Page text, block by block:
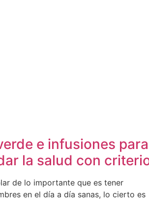
e infusiones para
la salud con
de lo importante que es tener
en el día a día sanas, lo cierto es